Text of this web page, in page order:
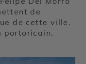
de
de cette ville.
portoricain.